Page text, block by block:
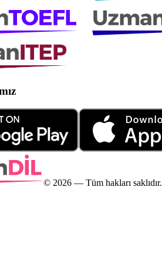
© 2026 — Tüm hakları saklıdır.